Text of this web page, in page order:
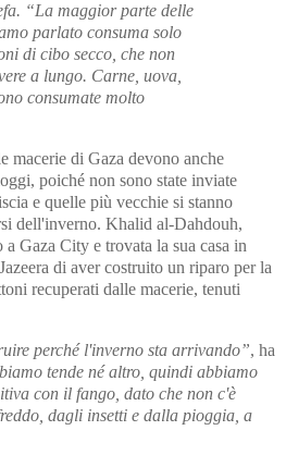
“La maggior parte delle
parlato consuma solo
di cibo secco, che non
a lungo. Carne, uova,
consumate molto
macerie di Gaza devono anche
poiché non sono state inviate
e quelle più vecchie si stanno
dell'inverno. Khalid al-Dahdouh,
Gaza City e trovata la sua casa in
di aver costruito un riparo per la
recuperati dalle macerie, tenuti
perché l'inverno sta arrivando”, ha
tende né altro, quindi abbiamo
con il fango, dato che non c'è
dagli insetti e dalla pioggia, a